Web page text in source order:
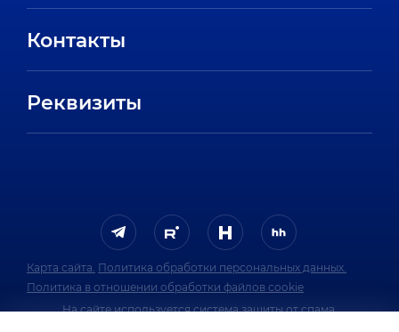
Контакты
Реквизиты
Карта сайта. Политика обработки персональных данных.
Политика в отношении обработки файлов cookie
На сайте используется система защиты от спама.